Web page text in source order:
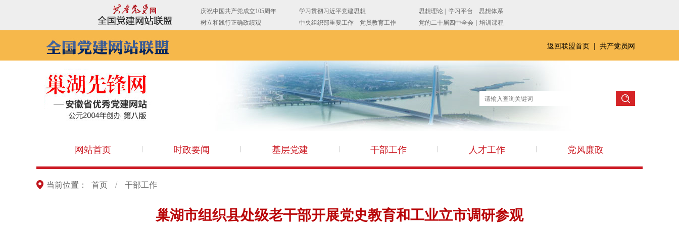
返回联盟首页 | 共产党员网
网站首页 时政要闻 基层党建 干部工作 人才工作 党风廉政
当前位置： 首页 / 干部工作
巢湖市组织县处级老干部开展党史教育和工业立市调研参观